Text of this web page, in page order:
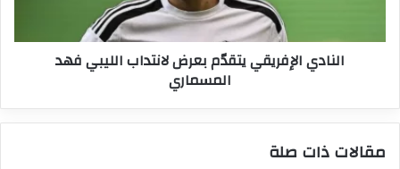
النادي الإفريقي يتقدّم بعرض لانتداب الليبي فهد
المسماري
مقالات ذات صلة